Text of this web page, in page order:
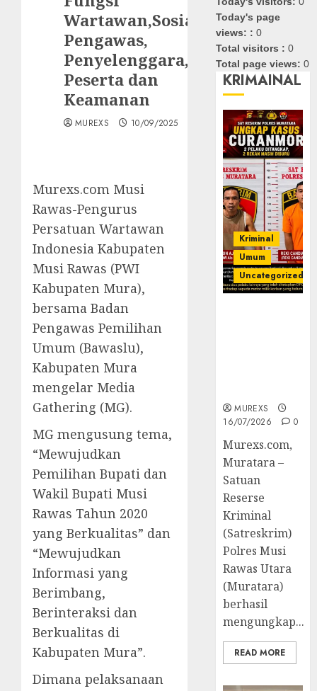
Wartawan,Sosialisasi,
Pengawas,
Penyelenggara,
Peserta dan
Keamanan
MUREXS 10/09/2025
Murexs.com Musi
Rawas-Pengurus
Persatuan Wartawan
Indonesia Kabupaten
Musi Rawas (PWI
Kabupaten Mura),
bersama Badan
Pengawas Pemilihan
Umum (Bawaslu),
Kabupaten Mura
mengelar Media
Gathering (MG).
MG mengusung tema,
“Mewujudkan
Pemilihan Bupati dan
Wakil Bupati Musi
Rawas Tahun 2020
yang Berkualitas” dan
“Mewujudkan
Informasi yang
Berimbang,
Berinteraksi dan
Berkualitas di
Kabupaten Mura”.
Dimana pelaksanaan
Today's page
views: :0
Total visitors :0
Total page views:0
KRIMAINAL
Kriminal
Umum
Uncategorized
MUREXS
16/07/2026
0
Murexs.com,
Muratara –
Satuan
Reserse
Kriminal
(Satreskrim)
Polres Musi
Rawas Utara
(Muratara)
berhasil
mengungkap...
READ MORE